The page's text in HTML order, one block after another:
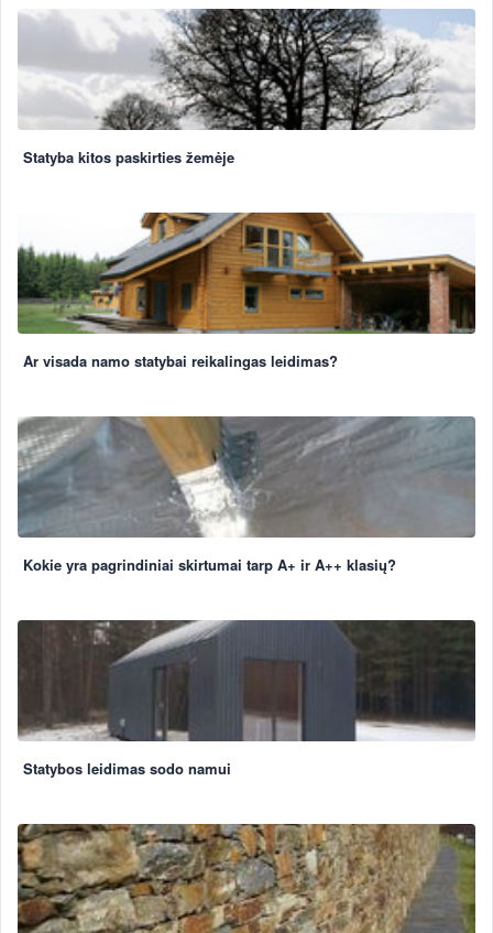
Statyba kitos paskirties žemėje
Ar visada namo statybai reikalingas leidimas?
Kokie yra pagrindiniai skirtumai tarp A+ ir A++ klasių?
Statybos leidimas sodo namui